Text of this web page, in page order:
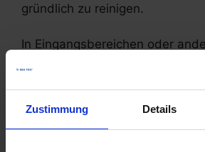
Zustimmung Details
gründlich zu reinigen.
In Eingangsbereichen oder
prominenten Stellen platziert,
Hygiene vor Augen geführt.